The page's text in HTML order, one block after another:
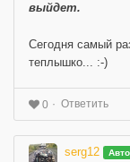
выйдет.
Сегодня самый
теплышко... :-)
0 Ответить
serg12